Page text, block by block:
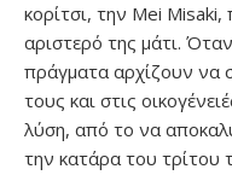
κορίτσι, την Mei
αριστερό της μάτι.
πράγματα αρχίζουν να
τους και στις
λύση, από το να
την κατάρα του τρίτου